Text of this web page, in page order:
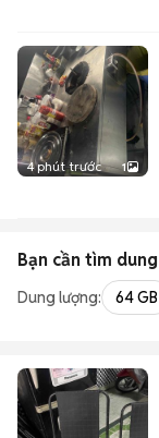
4 phút trước 1
Bạn cần tìm
Dung lượng: 64 GB